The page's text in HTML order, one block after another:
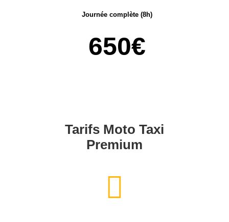
Journée complète (8h)
650€
Tarifs Moto Taxi
Premium